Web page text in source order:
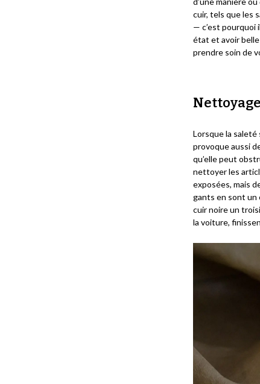
cuir, tels que les
— c’est
état et avoir
prendre soin de
Nettoyage
Lorsque la saleté
provoque aussi
qu’elle peut
nettoyer les
exposées, mais
gants en sont un
cuir noire un
la voiture,